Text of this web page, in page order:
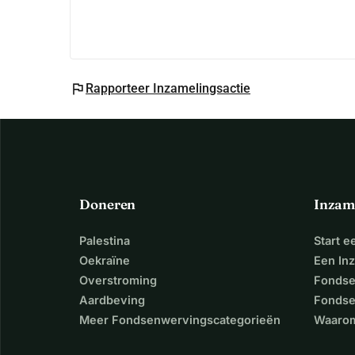
flag Rapporteer Inzamelingsactie
Doneren
Palestina
Oekraïne
Overstroming
Aardbeving
Meer Fondsenwervingscategorieën
Start
Een